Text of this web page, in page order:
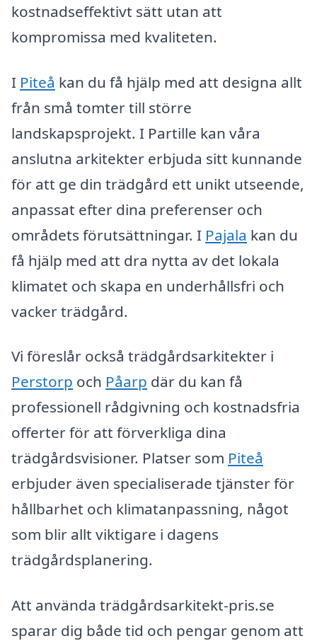
kostnadseffektivt sätt utan att
kompromissa med kvaliteten.
I Piteå kan du få hjälp med att designa allt
från små tomter till större
landskapsprojekt. I Partille kan våra
anslutna arkitekter erbjuda sitt kunnande
för att ge din trädgård ett unikt utseende,
anpassat efter dina preferenser och
områdets förutsättningar. I Pajala kan du
få hjälp med att dra nytta av det lokala
klimatet och skapa en underhållsfri och
vacker trädgård.
Vi föreslår också trädgårdsarkitekter i
Perstorp och Påarp där du kan få
professionell rådgivning och kostnadsfria
offerter för att förverkliga dina
trädgårdsvisioner. Platser som Piteå
erbjuder även specialiserade tjänster för
hållbarhet och klimatanpassning, något
som blir allt viktigare i dagens
trädgårdsplanering.
Att använda trädgårdsarkitekt-pris.se
sparar dig både tid och pengar genom att